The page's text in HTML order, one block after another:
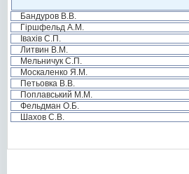
Бандуров В.В.
Гіршфельд А.М.
Івахів С.П.
Литвин В.М.
Мельничук С.П.
Москаленко Я.М.
Петьовка В.В.
Поплавський М.М.
Фельдман О.Б.
Шахов С.В.